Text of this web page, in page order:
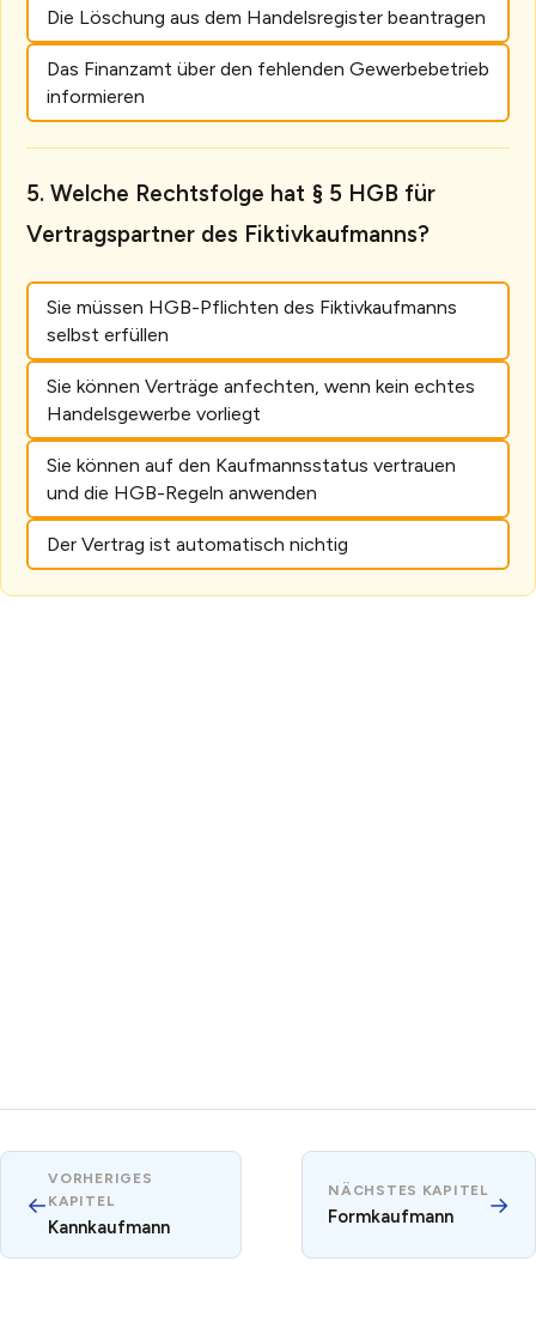
Die Löschung aus dem Handelsregister beantragen
Das Finanzamt über den fehlenden Gewerbebetrieb
informieren
Welche Rechtsfolge hat § 5 HGB für
Vertragspartner des Fiktivkaufmanns?
Sie müssen HGB-Pflichten des Fiktivkaufmanns
selbst erfüllen
Sie können Verträge anfechten, wenn kein echtes
Handelsgewerbe vorliegt
Sie können auf den Kaufmannsstatus vertrauen
und die HGB-Regeln anwenden
Der Vertrag ist automatisch nichtig
←
VORHERIGES
KAPITEL
Kannkaufmann
NÄCHSTES KAPITEL
Formkaufmann →